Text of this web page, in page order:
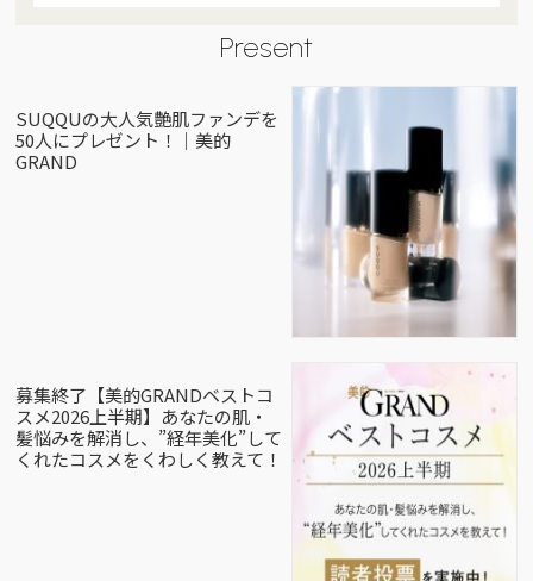
Present
SUQQUの大人気艶肌ファンデを
50人にプレゼント！｜美的
GRAND
募集終了【美的GRANDベストコ
スメ2026上半期】あなたの肌・
髪悩みを解消し、”経年美化”して
くれたコスメをくわしく教えて！